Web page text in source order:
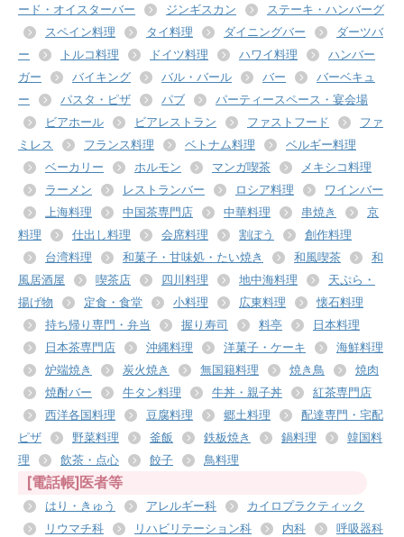
ード・オイスターバー
ジンギスカン
ステーキ・ハンバーグ
スペイン料理
タイ料理 ダイニングバー
ダーツバ
ー
トルコ料理 ドイツ料理 ハワイ料理
ハンバー
ガー
バイキング バル・バール バー
バーベキュ
ー
パスタ・ピザ パブ
パーティースペース・宴会場
ビアホール
ビアレストラン ファストフード
ファ
ミレス
フランス料理 ベトナム料理
ベルギー料理
ベーカリー
ホルモン マンガ喫茶
メキシコ料理
ラーメン
レストランバー ロシア料理
ワインバー
上海料理
中国茶専門店 中華料理 串焼き
京
料理
仕出し料理 会席料理 割ぽう
創作料理
台湾料理
和菓子・甘味処・たい焼き 和風喫茶
和
風居酒屋
喫茶店 四川料理 地中海料理
天ぷら・
揚げ物
定食・食堂 小料理 広東料理
懐石料理
持ち帰り専門・弁当
握り寿司 料亭
日本料理
日本茶専門店
沖縄料理 洋菓子・ケーキ
海鮮料理
炉端焼き
炭火焼き 無国籍料理 焼き鳥
焼肉
焼酎バー
牛タン料理 牛丼・親子丼
紅茶専門店
西洋各国料理
豆腐料理 郷土料理
配達専門・宅配
ピザ
野菜料理 釜飯 鉄板焼き 鍋料理
韓国料
理
飲茶・点心 餃子 鳥料理
[電話帳]医者等
はり・きゅう アレルギー科
カイロプラクティック
リウマチ科
リハビリテーション科 内科
呼吸器科